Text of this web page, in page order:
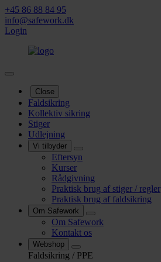
+45 86 88 84 95
info@safework.dk
Login
Close
Faldsikring
Kollektiv sikring
Stiger
Udlejning
Vi tilbyder
Eftersyn
Kurser
Rådgivning
Praktisk brug af stiger / regler
Praktisk brug af faldsikring
Om Safework
Om Safework
Kontakt os
Webshop
Faldsikring / PPE